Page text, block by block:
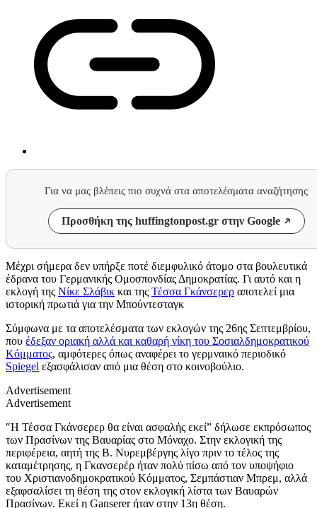
Για να μας βλέπεις πιο συχνά στα αποτελέσματα αναζήτησης
Προσθήκη της huffingtonpost.gr στην Google
Μέχρι σήμερα δεν υπήρξε ποτέ διεμφυλικό άτομο στα βουλευτικά
έδρανα του Γερμανικής Ομοσπονδίας Δημοκρατίας. Γι αυτό και η
εκλογή της Νίκε Σλάβικ και της Τέσσα Γκάνσερερ αποτελεί μια
ιστορική πρωτιά για την Μπούντεσταγκ
Σύμφωνα με τα αποτελέσματα των εκλογών της 26ης Σεπτεμβρίου,
που έδεξαν οριακή αλλά και καθαρή νίκη του Σοσιαλδημοκρατικού
Κόμματος, αμφότερες όπως αναφέρει το γερμναικό περιοδικό
Spiegel εξασφάλισαν από μια θέση στο κοινοβούλιο.
Advertisement
Advertisement
″Η Τέσσα Γκάνσερερ θα είναι ασφαλής εκεί” δήλωσε εκπρόσωπος
των Πρασίνων της Βαυαρίας στο Μόναχο. Στην εκλογική της
περιφέρεια, αητή της Β. Νυρεμβέργης λίγο πριν το τέλος της
καταμέτρησης, η Γκανσερέρ ήταν πολύ πίσω από τον υποψήφιο
του Χριστιανοδημοκρατικού Κόμματος, Σεμπάστιαν Μπρεμ, αλλά
εξαφσαλίσει τη θέση της στον εκλογική λίστα των Βαυαρών
Πρασίνων. Εκεί η Ganserer ήταν στην 13η θέση.